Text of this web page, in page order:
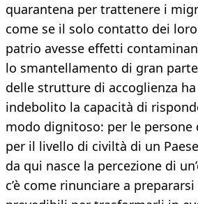
quarantena per trattenere i
come se il solo contatto dei
patrio avesse effetti
lo smantellamento di gran
delle strutture di accoglienza
indebolito la capacità di
modo dignitoso: per le persone
per il livello di civiltà di un
da qui nasce la percezione di
c’è come rinunciare a